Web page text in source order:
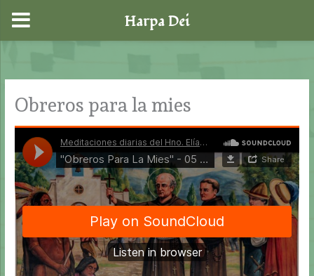
contenido
Obreros para la mies
Harpa Dei